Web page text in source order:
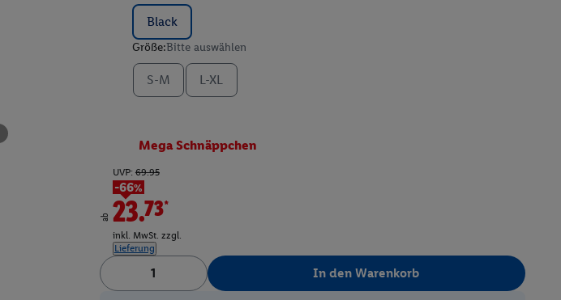
Black
Größe:Bitte auswählen
S-M L-XL
Mega Schnäppchen
ab
UVP: 69.95
-66%
23.73*
inkl. MwSt. zzgl.
Lieferung
In den Warenkorb